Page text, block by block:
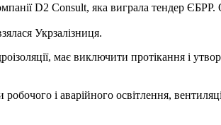
D2 Consult, яка виграла тендер ЄБРР.
Укрзалізниця.
має виключити протікання і
і аварійного освітлення,